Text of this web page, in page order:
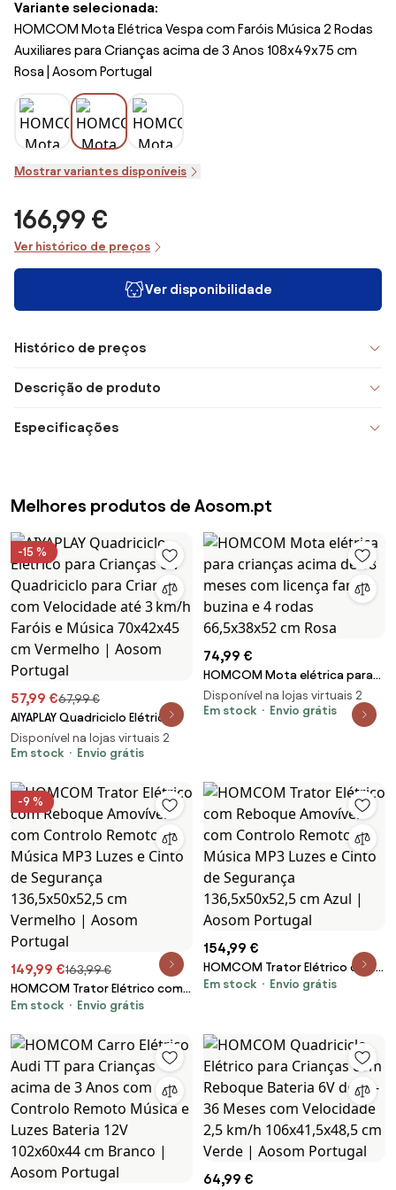
Variante selecionada:
HOMCOM Mota Elétrica Vespa com Faróis Música 2 Rodas
Auxiliares para Crianças acima de 3 Anos 108x49x75 cm
Rosa | Aosom Portugal
Mostrar variantes disponíveis
166,99 €
Ver histórico de preços
Ver disponibilidade
Histórico de preços
Descrição de produto
Especificações
Melhores produtos de Aosom.pt
-15 %
57,99 €67,99 €
AIYAPLAY Quadriciclo Elétrico
para Crianças 6 V Quadriciclo
para Crianças com Velocidade
70x42x45 cm Vermelho | Aosom
Portugal
Disponível na lojas virtuais 2
Em stock
Envio grátis
74,99 €
HOMCOM Mota elétrica para
crianças acima de 18 meses
com licença faróis buzina e 4
rodas 66,5x38x52 cm Rosa
Disponível na lojas virtuais 2
Em stock
Envio grátis
-9 %
149,99 €163,99 €
HOMCOM Trator Elétrico com
Reboque Amovível com
Luzes e Cinto de Segurança
136,5x50x52,5 cm Vermelho |
Aosom Portugal
Em stock Envio grátis
154,99 €
HOMCOM Trator Elétrico com
Reboque Amovível com
136,5x50x52,5 cm Azul | Aosom
Em stock Envio grátis
64,99 €